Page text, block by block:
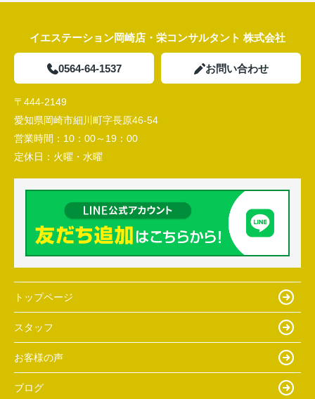
イエステーション岡崎店・栄コンサルタント 株式会社
0564-64-1537 お問い合わせ
〒444-2149
愛知県岡崎市細川町字長原46-54
営業時間： 10：00～19：00
定休日： 火曜・水曜
トップページ
スタッフ
お客様の声
ブログ